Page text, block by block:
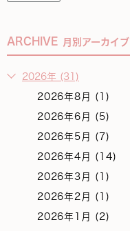
ARCHIVE 月別アーカイブ
2026年 (31)
2026年8月 (1)
2026年6月 (5)
2026年5月 (7)
2026年4月 (14)
2026年3月 (1)
2026年2月 (1)
2026年1月 (2)